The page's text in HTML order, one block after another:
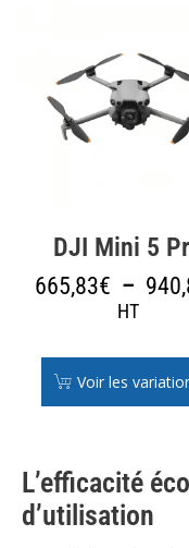
DJI Mini 5
665,83€ –
HT
Voir les
L’efficacité
d’utilisation